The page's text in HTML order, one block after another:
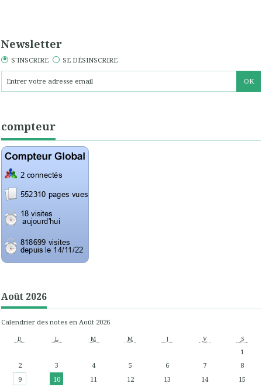
Newsletter
S'INSCRIRE SE DÉSINSCRIRE
compteur
Août 2026
Calendrier des notes en Août 2026
D L M M J V S
1
2
3 4 5 6 7
8
9
10 11 12 13 14
15